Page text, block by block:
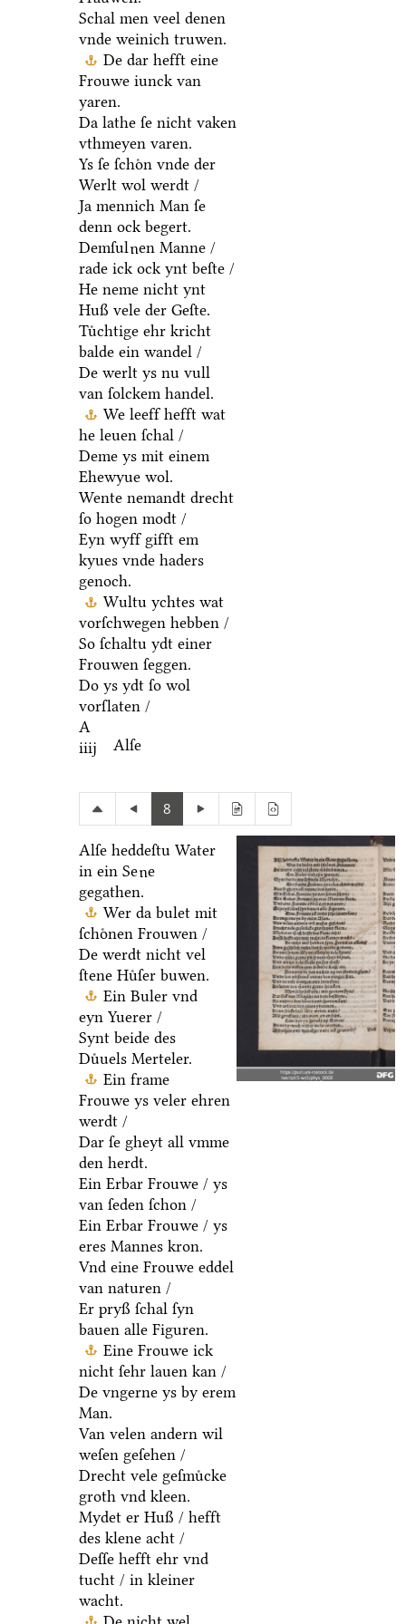
Schal men veel denen
vnde weinich truwen.
De dar hefft eine
Frouwe iunck van
yaren.
Da lathe ſe nicht vaken
vthmeyen varen.
Ys ſe ſchoͤn vnde der
Werlt wol werdt /
Ja mennich Man ſe
denn ock begert.
Demſuluen Manne /
rade ick ock ynt beſte /
He neme nicht ynt
Huß vele der Geſte.
Tuͤchtige ehr kricht
balde ein wandel /
De werlt ys nu vull
van ſolckem handel.
We leeff hefft wat
he leuen ſchal /
Deme ys mit einem
Ehewyue wol.
Wente nemandt drecht
ſo hogen modt /
Eyn wyff gifft em
kyues vnde haders
genoch.
Wultu ychtes wat
vorſchwegen hebben /
So ſchaltu ydt einer
Frouwen ſeggen.
Do ys ydt ſo wol
vorſlaten /
A
iiij
Alſe
8
Alſe heddeſtu Water
in ein Seue
gegathen.
Wer da bulet mit
ſchoͤnen Frouwen /
De werdt nicht vel
ſtene Huͤſer buwen.
Ein Buler vnd
eyn Yuerer /
Synt beide des
Duͤuels Merteler.
Ein frame
Frouwe ys veler ehren
werdt /
Dar ſe gheyt all vmme
den herdt.
Ein Erbar Frouwe / ys
van ſeden ſchon /
Ein Erbar Frouwe / ys
eres Mannes kron.
Vnd eine Frouwe eddel
van naturen /
Er pryß ſchal ſyn
bauen alle Figuren.
Eine Frouwe ick
nicht ſehr lauen kan /
De vngerne ys by erem
Man.
Van velen andern wil
weſen geſehen /
Drecht vele geſmuͤcke
groth vnd kleen.
Mydet er Huß / hefft
des klene acht /
Deſſe hefft ehr vnd
tucht / in kleiner
wacht.